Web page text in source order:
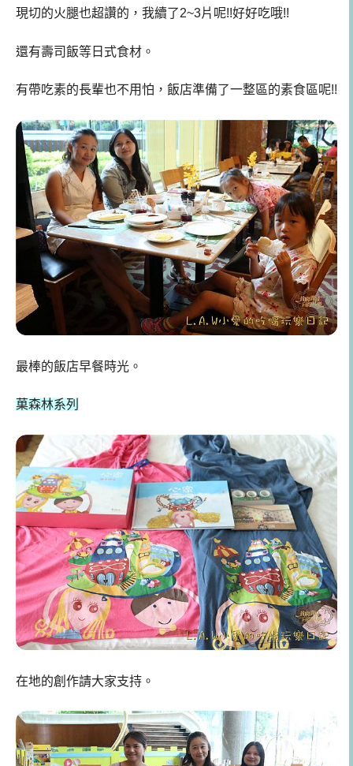
現切的火腿也超讚的，我續了2~3片呢!!好好吃哦!!
還有壽司飯等日式食材。
有帶吃素的長輩也不用怕，飯店準備了一整區的素食區呢!!
最棒的飯店早餐時光。
菓森林系列
在地的創作請大家支持。